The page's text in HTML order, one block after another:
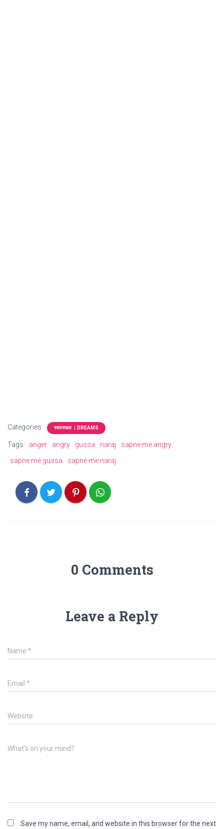
Categories: स्वपनफल । DREAMS
Tags: anger angry gussa naraj
sapne me angry
sapne me gussa
sapne me naraj
0 Comments
Leave a Reply
Name *
Email *
Website
What's on your mind?
Save my name, email, and website in this browser for the next